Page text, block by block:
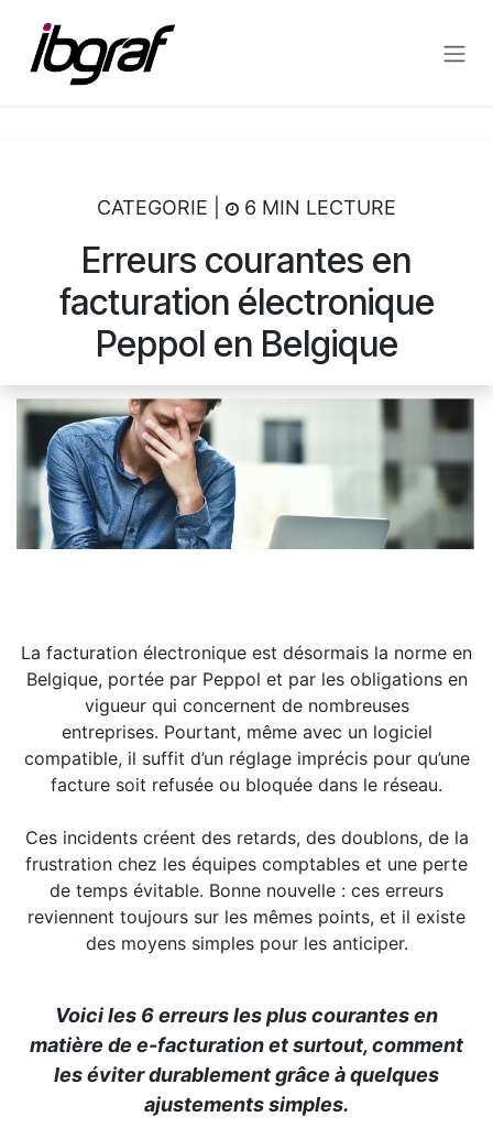
CATEGORIE | 6 MIN LECTURE
Erreurs courantes en
facturation électronique
Peppol en Belgique
La facturation électronique est désormais la norme en
Belgique, portée par Peppol et par les obligations en
vigueur qui concernent de nombreuses
entreprises. Pourtant, même avec un logiciel
compatible, il suffit d’un réglage imprécis pour qu’une
facture soit refusée ou bloquée dans le réseau.
Ces incidents créent des retards, des doublons, de la
frustration chez les équipes comptables et une perte
de temps évitable. Bonne nouvelle : ces erreurs
reviennent toujours sur les mêmes points, et il existe
des moyens simples pour les anticiper.
Voici les 6 erreurs les plus courantes en
matière de e-facturation et surtout, comment
les éviter durablement grâce à quelques
ajustements simples.